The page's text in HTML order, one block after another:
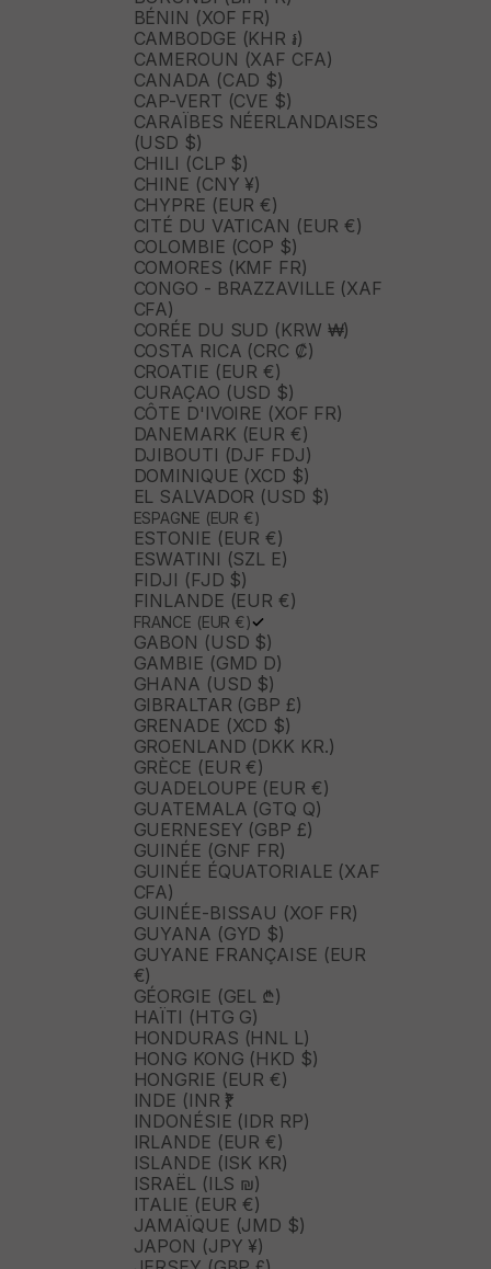
BÉNIN (XOF FR)
CAMBODGE (KHR ៛)
CAMEROUN (XAF CFA)
CANADA (CAD $)
CAP-VERT (CVE $)
CARAÏBES NÉERLANDAISES
(USD $)
CHILI (CLP $)
CHINE (CNY ¥)
CHYPRE (EUR €)
CITÉ DU VATICAN (EUR €)
COLOMBIE (COP $)
COMORES (KMF FR)
CONGO - BRAZZAVILLE (XAF
CFA)
CORÉE DU SUD (KRW ₩)
COSTA RICA (CRC ₡)
CROATIE (EUR €)
CURAÇAO (USD $)
CÔTE D'IVOIRE (XOF FR)
DANEMARK (EUR €)
DJIBOUTI (DJF FDJ)
DOMINIQUE (XCD $)
EL SALVADOR (USD $)
ESPAGNE (EUR €)
ESTONIE (EUR €)
ESWATINI (SZL E)
FIDJI (FJD $)
FINLANDE (EUR €)
FRANCE (EUR €)
GABON (USD $)
GAMBIE (GMD D)
GHANA (USD $)
GIBRALTAR (GBP £)
GRENADE (XCD $)
GROENLAND (DKK KR.)
GRÈCE (EUR €)
GUADELOUPE (EUR €)
GUATEMALA (GTQ Q)
GUERNESEY (GBP £)
GUINÉE (GNF FR)
GUINÉE ÉQUATORIALE (XAF
CFA)
GUINÉE-BISSAU (XOF FR)
GUYANA (GYD $)
GUYANE FRANÇAISE (EUR
€)
GÉORGIE (GEL ₾)
HAÏTI (HTG G)
HONDURAS (HNL L)
HONG KONG (HKD $)
HONGRIE (EUR €)
INDE (INR ₹)
INDONÉSIE (IDR RP)
IRLANDE (EUR €)
ISLANDE (ISK KR)
ISRAËL (ILS ₪)
ITALIE (EUR €)
JAMAÏQUE (JMD $)
JAPON (JPY ¥)